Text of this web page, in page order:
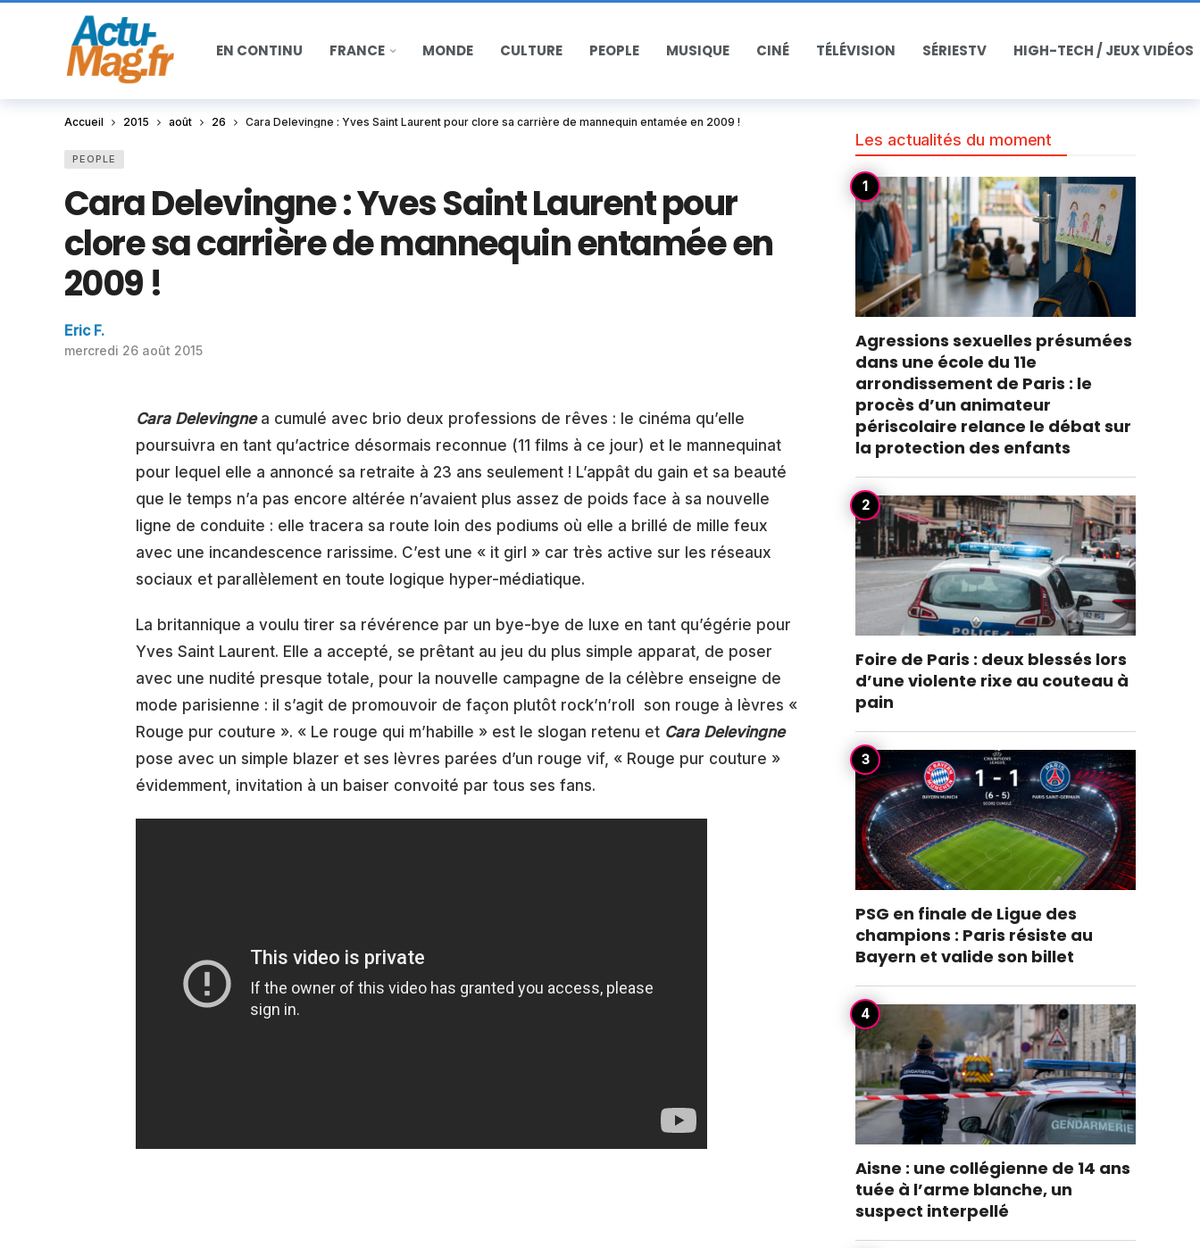
EN CONTINU FRANCE MONDE CULTURE PEOPLE MUSIQUE CINÉ TÉLÉVISION SÉRIESTV HIGH-TECH / JEUX VIDÉOS
Accueil 2015 août 26 Cara Delevingne : Yves Saint Laurent pour clore sa carrière de mannequin entamée en 2009 !
PEOPLE
Cara Delevingne : Yves Saint Laurent pour
clore sa carrière de mannequin entamée en
2009 !
Eric F.
mercredi 26 août 2015
Cara Delevingnea cumulé avec brio deux professions de rêves : le cinéma qu’elle
poursuivra en tant qu’actrice désormais reconnue (11 films à ce jour) et le mannequinat
pour lequel elle a annoncé sa retraite à 23 ans seulement ! L’appât du gain et sa beauté
que le temps n’a pas encore altérée n’avaient plus assez de poids face à sa nouvelle
ligne de conduite : elle tracera sa route loin des podiums où elle a brillé de mille feux
avec une incandescence rarissime. C’est une « it girl » car très active sur les réseaux
sociaux et parallèlement en toute logique hyper-médiatique.
La britannique a voulu tirer sa révérence par un bye-bye de luxe en tant qu’égérie pour
Yves Saint Laurent. Elle a accepté, se prêtant au jeu du plus simple apparat, de poser
avec une nudité presque totale, pour la nouvelle campagne de la célèbre enseigne de
mode parisienne : il s’agit de promouvoir de façon plutôt rock’n’roll son rouge à lèvres «
Rouge pur couture ». « Le rouge qui m’habille » est le slogan retenu et Cara Delevingne
pose avec un simple blazer et ses lèvres parées d’un rouge vif, « Rouge pur couture »
évidemment, invitation à un baiser convoité par tous ses fans.
Les actualités du moment
Agressions sexuelles présumées
dans une école du 11e
arrondissement de Paris : le
procès d’un animateur
périscolaire relance le débat sur
la protection des enfants
Foire de Paris : deux blessés lors
d’une violente rixe au couteau à
pain
PSG en finale de Ligue des
champions : Paris résiste au
Bayern et valide son billet
Aisne : une collégienne de 14 ans
tuée à l’arme blanche, un
suspect interpellé